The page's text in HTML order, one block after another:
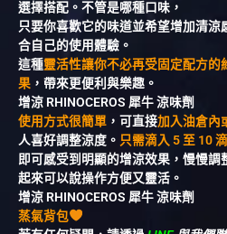
選擇搭配。不管是哪種口味，
只要你喜歡它的味道並希望增加清
合自己的使用體驗。
這種靈活性讓你不必再受固定配方的
果 ，帶來更便利與樂趣。
增涼 RHINOCEROS 犀牛 涼味劑
使用方式很簡單 ，可直接加入油倉內
人喜好調整涼度。 只需滴入 5 至 10 滴
即可感受到明顯的增涼效果，慢慢調
起來可以說操作方便又靈活。
增涼 RHINOCEROS 犀牛 涼味劑
蒸氣背包